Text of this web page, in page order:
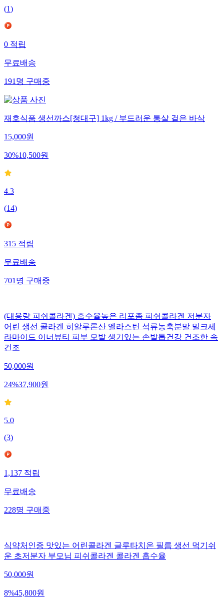
(1)
0 적립
무료배송
191 명 구매중
재호식품 생선까스[청대구] 1kg / 부드러운 통살 겉은 바삭
15,000원
30%10,500원
4.3
(14)
315 적립
무료배송
701 명 구매중
(대용량 피쉬콜라겐) 흡수율높은 리포좀 피쉬콜라겐 저분자
어린 생선 콜라겐 히알루론산 엘라스틴 석류농축분말 밀크세
라마이드 이너뷰티 피부 모발 생기있는 손발톱건강 건조한 속
건조
50,000원
24%37,900원
5.0
(3)
1,137 적립
무료배송
228명 구매중
식약처인증 맛있는 어린콜라겐 글루타치온 필름 생선 먹기쉬
운 초저분자 부모님 피쉬콜라겐 콜라겐 흡수율
50,000원
8%45,800원